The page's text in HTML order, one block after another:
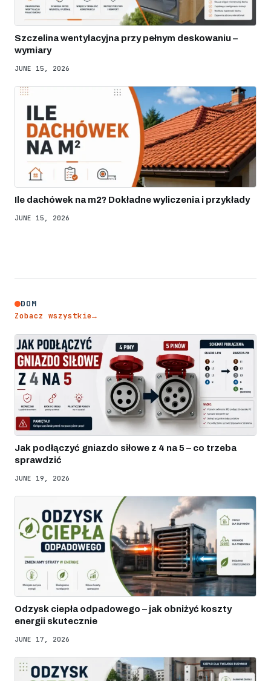
Szczelina wentylacyjna przy pełnym deskowaniu –
wymiary
JUNE 15, 2026
Ile dachówek na m2? Dokładne wyliczenia i przykłady
JUNE 15, 2026
DOM
Zobacz wszystkie→
Jak podłączyć gniazdo siłowe z 4 na 5 – co trzeba
sprawdzić
JUNE 19, 2026
Odzysk ciepła odpadowego – jak obniżyć koszty
energii skutecznie
JUNE 17, 2026